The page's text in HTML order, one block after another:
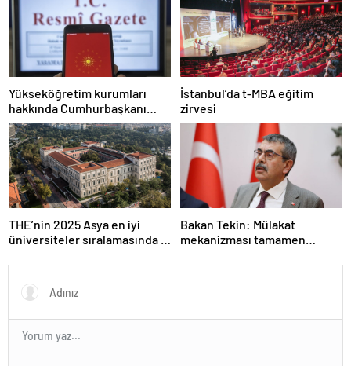
Yükseköğretim kurumları
hakkında Cumhurbaşkanı
kararı Resmi Gazete’de
İstanbul’da t-MBA eğitim
zirvesi
THE’nin 2025 Asya en iyi
üniversiteler sıralamasında 4
girdi
Bakan Tekin: Mülakat
mekanizması tamamen